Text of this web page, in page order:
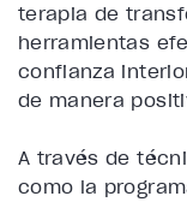
terapia de
herramientas
confianza
de manera
A través de
como la